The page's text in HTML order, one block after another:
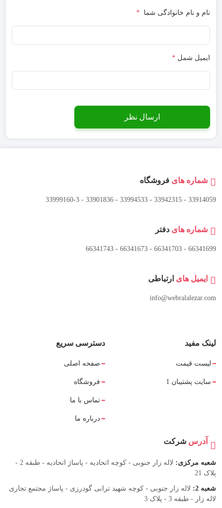
نام و نام خانوادگی شما *
ایمیل شمل *
شماره های فروشگاه
33914059 - 33942315 - 33994533 - 33901836 - 33999160-3 ​
شماره های دفتر
66341699 - 66341703 - 66341673 - 66341743
ایمیل های ارتباطی
info@webralalezar.com
لینک مفید
لیست قیمت
سایت پشتیبان 1
دسترسی سریع
صفحه اصلی
فروشگاه
تماس با ما
درباره ما
آدرس شرکت
شعبه مرکزی:
لاله زار جنوبی - کوچه اتحادیه - پاساژ اتحادیه - طبقه 2 -
پلاک 21
شعبه 2:
لاله زار جنوبی - کوچه شهید ترابی گودرزی - پاساژ مجتمع تجاری
لاله زار - طبقه 3 - پلاک 3